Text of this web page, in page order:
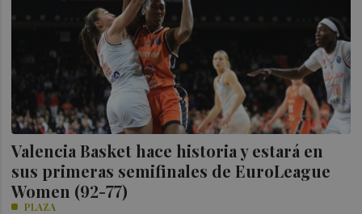
Valencia Basket hace historia y estará en
sus primeras semifinales de EuroLeague
Women (92-77)
PLAZA